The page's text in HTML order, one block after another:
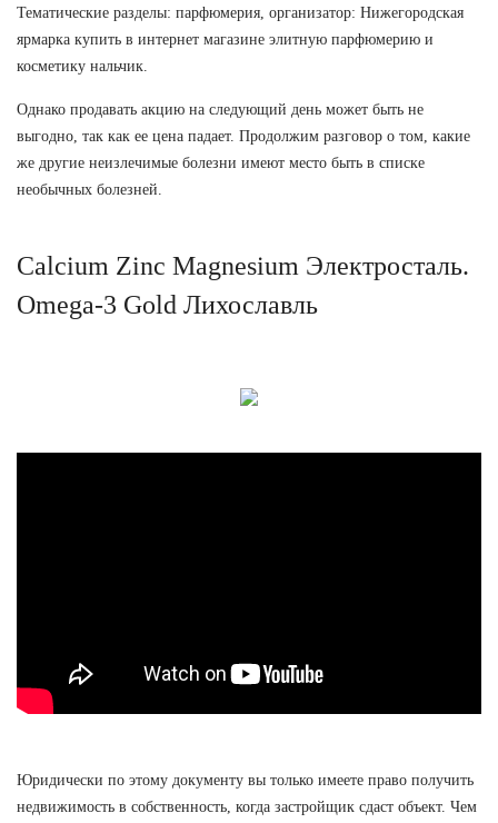
Тематические разделы: парфюмерия, организатор: Нижегородская
ярмарка купить в интернет магазине элитную парфюмерию и
косметику нальчик.
Однако продавать акцию на следующий день может быть не
выгодно, так как ее цена падает. Продолжим разговор о том, какие
же другие неизлечимые болезни имеют место быть в списке
необычных болезней.
Calcium Zinc Magnesium Электросталь.
Omega-3 Gold Лихославль
Юридически по этому документу вы только имеете право получить
недвижимость в собственность, когда застройщик сдаст объект. Чем